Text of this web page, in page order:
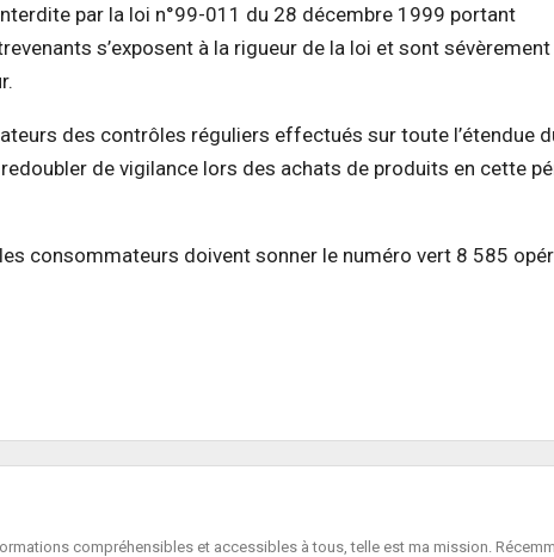
par la loi n°99-011 du 28 décembre 1999 portant
s’exposent à la rigueur de la loi et sont sévèrement
des contrôles réguliers effectués sur toute l’étendue
de vigilance lors des achats de produits en cette
consommateurs doivent sonner le numéro vert 8 585
compréhensibles et accessibles à tous, telle est ma mission.